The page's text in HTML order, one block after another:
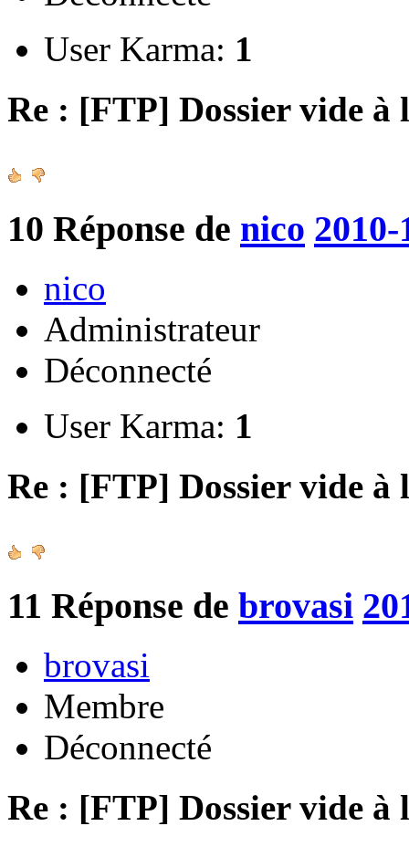
User Karma: 1
Re : [FTP] Dossier vide à
10 Réponse de nico
nico
Administrateur
Déconnecté
User Karma: 1
Re : [FTP] Dossier vide à
11 Réponse de brovasi
brovasi
Membre
Déconnecté
Re : [FTP] Dossier vide à